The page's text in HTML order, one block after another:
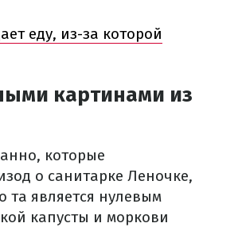
еду, из-за которой
картинами из
которые
о санитарке Леночке,
та является нулевым
капусты и моркови